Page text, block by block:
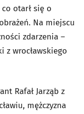
otarł się o
Na miejscu
zdarzenia –
z wrocławskiego
Rafał Jarząb z
mężczyzna